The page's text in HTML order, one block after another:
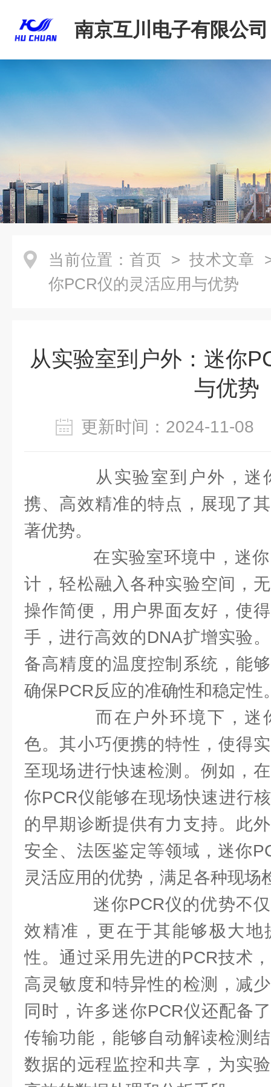
南京互川电子有限公司
当前位置： 首页 > 技术文章
你PCR仪的灵活应用与优势
从实验室到户外：迷你
与优势
更新时间：2024-11-
从实验室到户外，迷
携、高效精准的特点，展现了
著优势。
在实验室环境中，迷你
计，轻松融入各种实验空间，
操作简便，用户界面友好，使
手，进行高效的DNA扩增实验
备高精度的温度控制系统，能
确保PCR反应的准确性和稳定性
而在户外环境下，迷
色。其小巧便携的特性，使得
至现场进行快速检测。例如，
你PCR仪能够在现场快速进行
的早期诊断提供有力支持。此
安全、法医鉴定等领域，迷你
灵活应用的优势，满足各种现场
迷你PCR仪的优势不仅
效精准，更在于其能够极大地
性。通过采用先进的PCR技术
高灵敏度和特异性的检测，减
同时，许多迷你PCR仪还配备
传输功能，能够自动解读检测
数据的远程监控和共享，为实